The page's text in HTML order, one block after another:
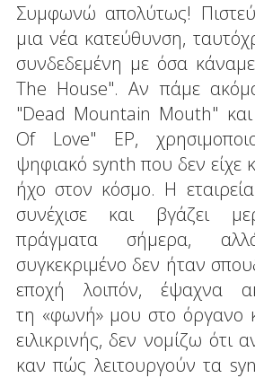
Συμφωνώ απολύτως!
μια νέα κατεύθυνση,
συνδεδεμένη με όσα
The House". Αν πάμε
"Dead Mountain Mouth"
Of Love" EP,
ψηφιακό synth που δεν είχε
ήχο στον κόσμο. Η
συνέχισε και βγάζει
πράγματα σήμερα,
συγκεκριμένο δεν ήταν
εποχή λοιπόν, έψαχνα
τη «φωνή» μου στο όργανο
ειλικρινής, δεν νομίζω ότι
καν πώς λειτουργούν τα